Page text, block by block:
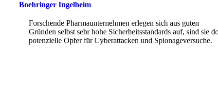
Boehringer Ingelheim
Forschende Pharmaunternehmen erlegen sich aus guten
Gründen selbst sehr hohe Sicherheitsstandards auf, sind sie
potenzielle Opfer für Cyberattacken und Spionageversuche.